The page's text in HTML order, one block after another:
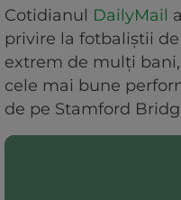
Cotidianul DailyMail
privire la fotbaliștii
extrem de mulți
cele mai bune
de pe Stamford